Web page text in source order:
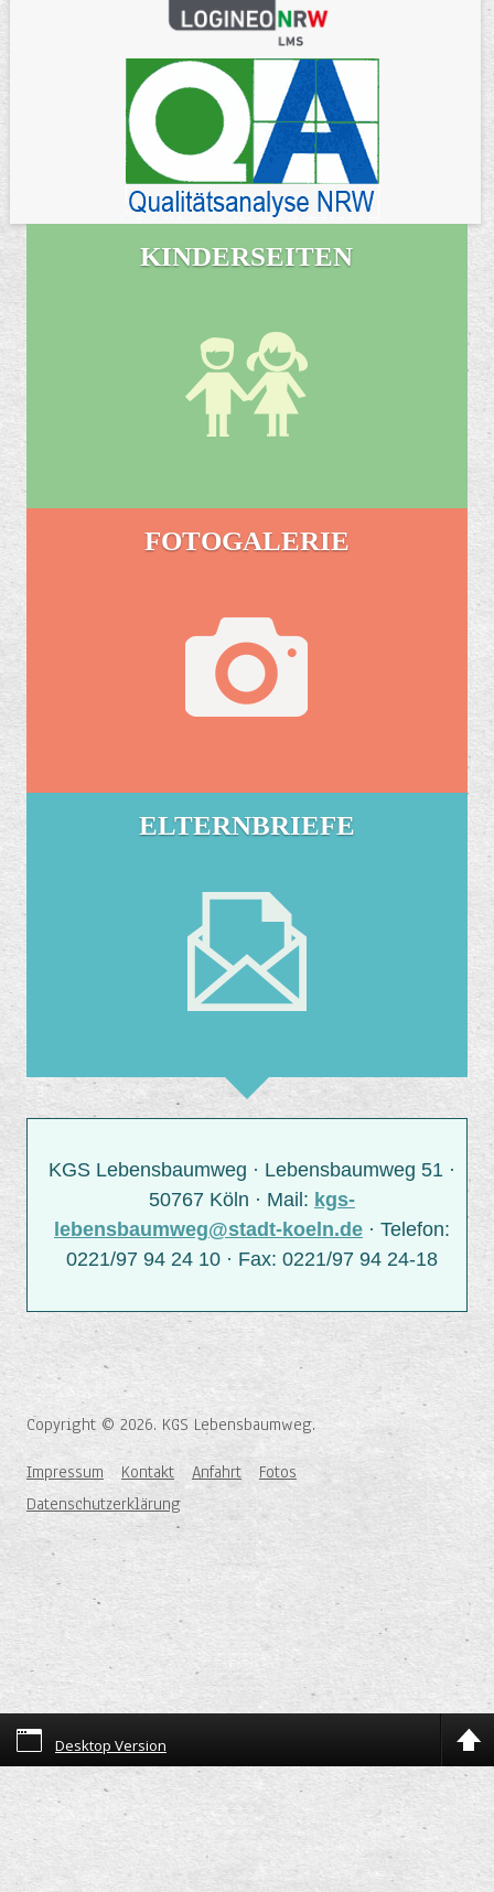
KINDERSEITEN
FOTOGALERIE
ELTERNBRIEFE
KGS Lebensbaumweg · Lebensbaumweg 51 ·
50767 Köln · Mail: kgs-
lebensbaumweg@stadt-koeln.de· Telefon:
0221/97 94 24 10 · Fax: 0221/97 94 24-18
Copyright © 2026. KGS Lebensbaumweg.
Impressum Kontakt Anfahrt
Fotos
Datenschutzerklärung
Desktop Version